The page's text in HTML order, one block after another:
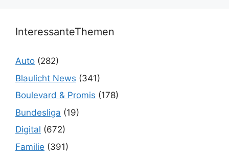
InteressanteThemen
Auto (282)
Blaulicht News (341)
Boulevard & Promis (178)
Bundesliga (19)
Digital (672)
Familie (391)